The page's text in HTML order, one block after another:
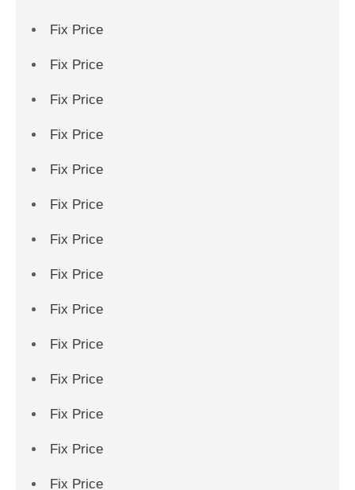
Fix Price
Fix Price
Fix Price
Fix Price
Fix Price
Fix Price
Fix Price
Fix Price
Fix Price
Fix Price
Fix Price
Fix Price
Fix Price
Fix Price